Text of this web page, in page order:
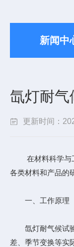
新闻中
氙灯耐气
更新时间：
在材料科学与工
各类材料和产品的
一、工作原理
氙灯耐气候试
差、季节变换等实